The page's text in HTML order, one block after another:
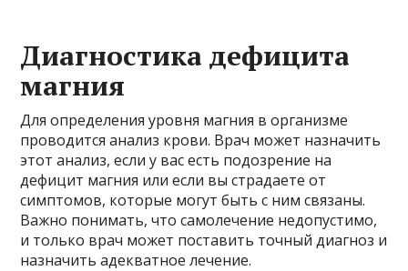
Диагностика дефицита
магния
Для определения уровня магния в организме
проводится анализ крови. Врач может назначить
этот анализ, если у вас есть подозрение на
дефицит магния или если вы страдаете от
симптомов, которые могут быть с ним связаны.
Важно понимать, что самолечение недопустимо,
и только врач может поставить точный диагноз и
назначить адекватное лечение.